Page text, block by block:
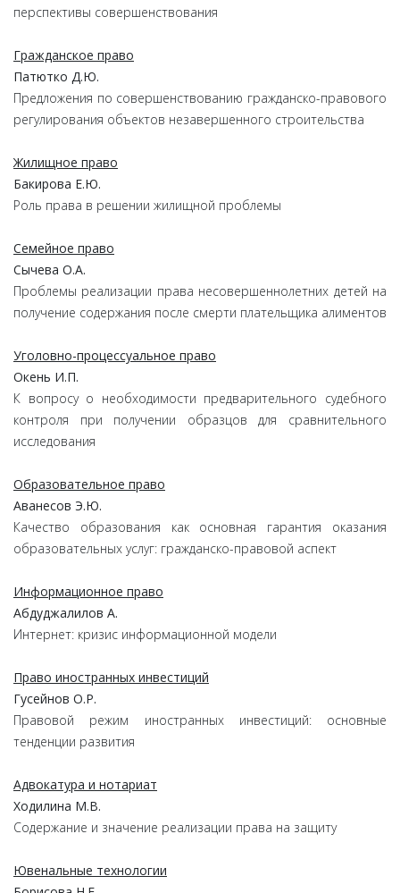
перспективы совершенствования
Гражданское право
Патютко Д.Ю.
Предложения по совершенствованию гражданско-правового
регулирования объектов незавершенного строительства
Жилищное право
Бакирова Е.Ю.
Роль права в решении жилищной проблемы
Семейное право
Сычева О.А.
Проблемы реализации права несовершеннолетних детей на
получение содержания после смерти плательщика алиментов
Уголовно-процессуальное право
Окень И.П.
К вопросу о необходимости предварительного судебного
контроля при получении образцов для сравнительного
исследования
Образовательное право
Аванесов Э.Ю.
Качество образования как основная гарантия оказания
образовательных услуг: гражданско-правовой аспект
Информационное право
Абдуджалилов А.
Интернет: кризис информационной модели
Право иностранных инвестиций
Гусейнов О.Р.
Правовой режим иностранных инвестиций:основные
тенденции развития
Адвокатура и нотариат
Ходилина М.В.
Содержание и значение реализации права на защиту
Ювенальные технологии